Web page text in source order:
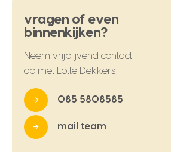
vragen of even
binnenkijken?
Neem vrijblijvend contact
op met
Lotte Dekkers
085 5808585
mail team